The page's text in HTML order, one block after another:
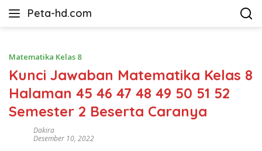
Peta-hd.com
Kumpulan
HD
Matematika Kelas 8
Kunci Jawaban Matematika Kelas 8
Halaman 45 46 47 48 49 50 51 52
Semester 2 Beserta Caranya
Dakira
Desember 10, 2022